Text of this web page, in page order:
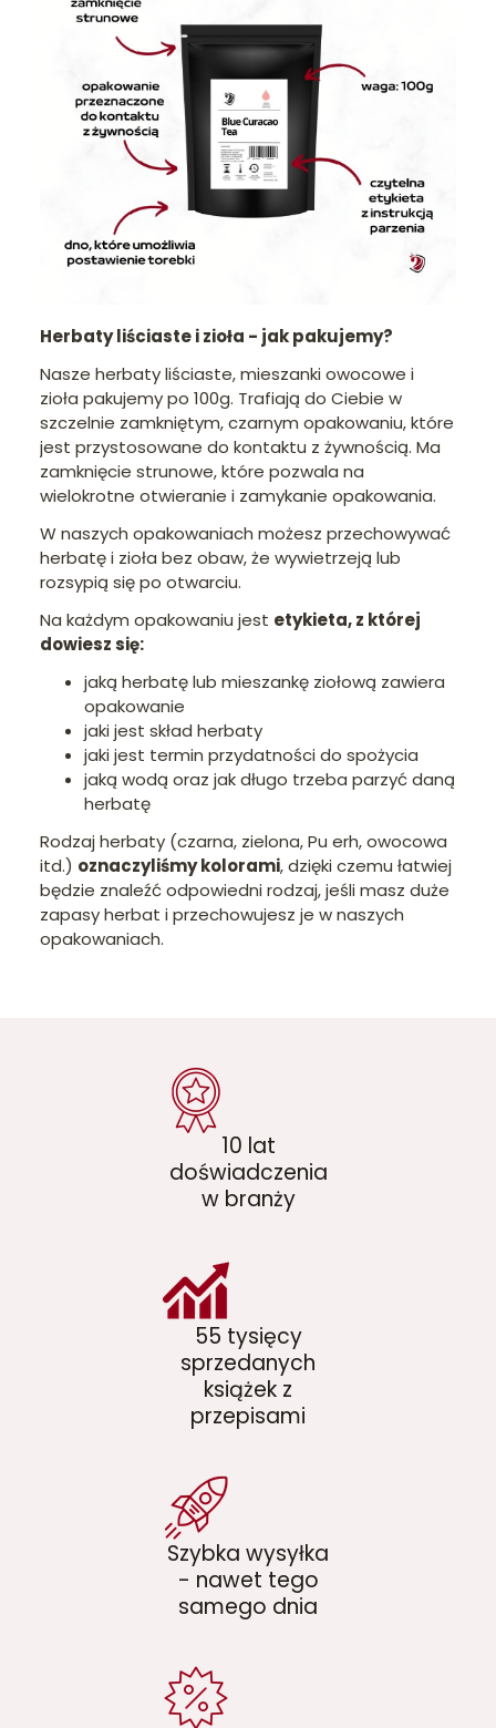
Herbaty liściaste i zioła - jak pakujemy?
Nasze herbaty liściaste, mieszanki owocowe i
zioła pakujemy po 100g. Trafiają do Ciebie w
szczelnie zamkniętym, czarnym opakowaniu, które
jest przystosowane do kontaktu z żywnością. Ma
zamknięcie strunowe, które pozwala na
wielokrotne otwieranie i zamykanie opakowania.
W naszych opakowaniach możesz przechowywać
herbatę i zioła bez obaw, że wywietrzeją lub
rozsypią się po otwarciu.
Na każdym opakowaniu jest etykieta, z której
dowiesz się:
jaką herbatę lub mieszankę ziołową zawiera
opakowanie
jaki jest skład herbaty
jaki jest termin przydatności do spożycia
jaką wodą oraz jak długo trzeba parzyć daną
herbatę
Rodzaj herbaty (czarna, zielona, Pu erh, owocowa
itd.) oznaczyliśmy kolorami, dzięki czemu łatwiej
będzie znaleźć odpowiedni rodzaj, jeśli masz duże
zapasy herbat i przechowujesz je w naszych
opakowaniach.
10 lat
doświadczenia
w branży
55 tysięcy
sprzedanych
książek z
przepisami
Szybka wysyłka
- nawet tego
samego dnia